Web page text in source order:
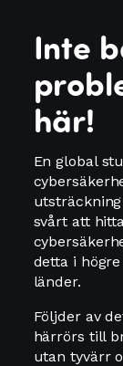
Inte
här!
En global
svårt att
detta i
länder.
Följder av
härrörs till
utan tyvärr